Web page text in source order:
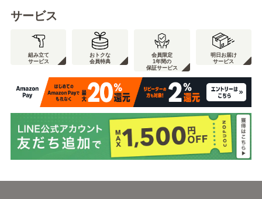
サービス
組み立て
サービス
おトクな
会員特典
会員限定
1年間の
保証サービス
明日お届け
サービス